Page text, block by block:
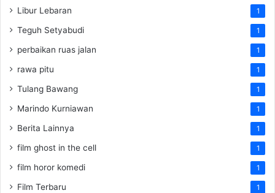
Libur Lebaran 1
Teguh Setyabudi 1
perbaikan ruas jalan 1
rawa pitu 1
Tulang Bawang 1
Marindo Kurniawan 1
Berita Lainnya 1
film ghost in the cell 1
film horor komedi 1
Film Terbaru 1